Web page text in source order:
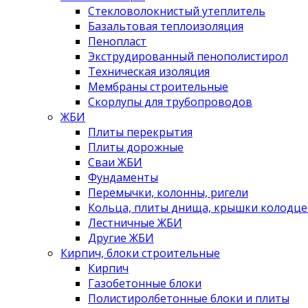
Стекловолокнистый утеплитель
Базальтовая теплоизоляция
Пенопласт
Экструдированный пенополистирол
Техническая изоляция
Мембраны строительные
Скорлупы для трубопроводов
ЖБИ
Плиты перекрытия
Плиты дорожные
Сваи ЖБИ
Фундаменты
Перемычки, колонны, ригели
Кольца, плиты днища, крышки
Лестничные ЖБИ
Другие ЖБИ
Кирпич, блоки строительные
Кирпич
Газобетонные блоки
Полистиролбетонные блоки и плиты